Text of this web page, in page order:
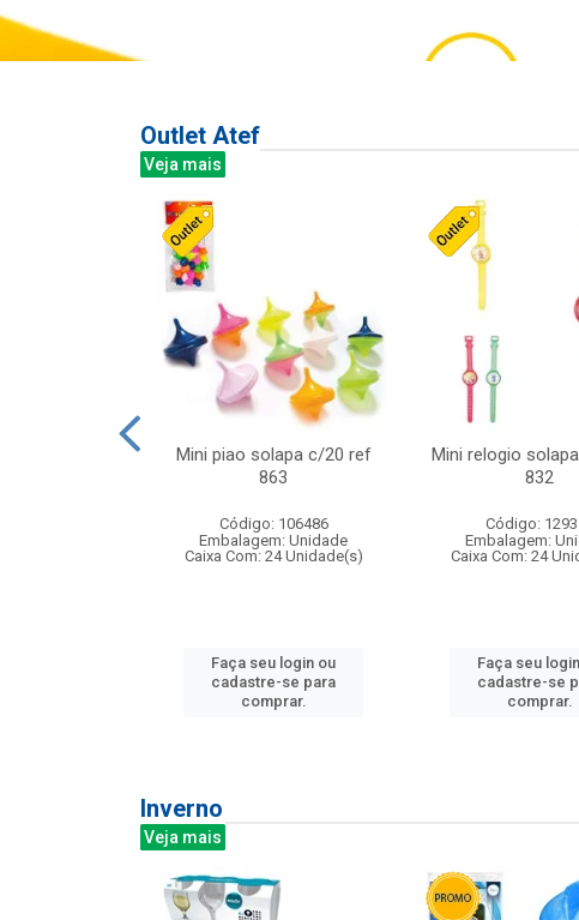
Outlet Atef
Veja mais
Mini piao solapa c/20 ref
863
Código: 106486
Embalagem: Unidade
Caixa Com: 24 Unidade(s)
Faça seu login ou
cadastre-se para
comprar.
Mini relogio
832
Código:
Embalagem:
Caixa Com: 24
Faça seu
cadastre-se
comprar.
Inverno
Veja mais